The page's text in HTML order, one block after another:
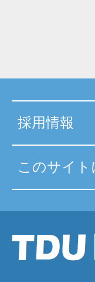
採用情報
このサイト